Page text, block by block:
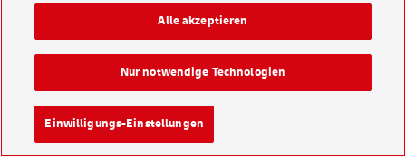
Einwilligungs-Einstellungen
Nur notwendige Technologien
Alle akzeptieren